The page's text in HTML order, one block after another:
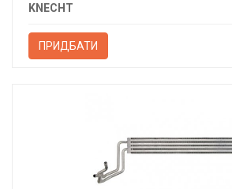
KNECHT
ПРИДБАТИ